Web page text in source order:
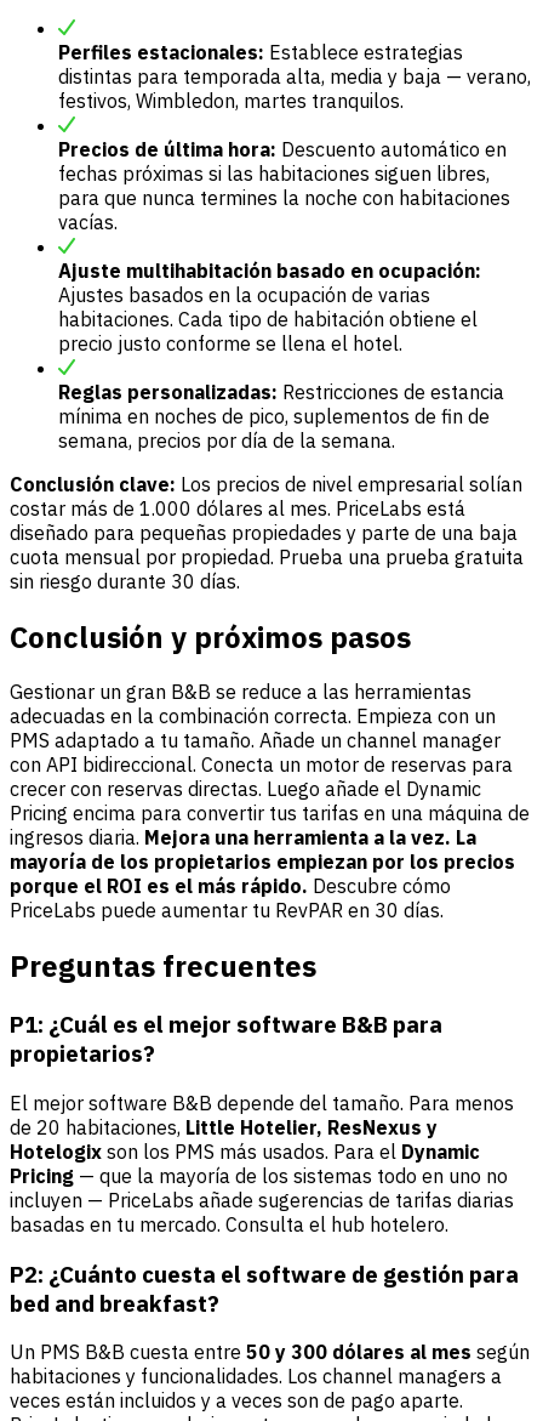
Perfiles estacionales: Establece estrategias
distintas para temporada alta, media y baja — verano,
festivos, Wimbledon, martes tranquilos.
Precios de última hora: Descuento automático en
fechas próximas si las habitaciones siguen libres,
para que nunca termines la noche con habitaciones
vacías.
Ajuste multihabitación basado en ocupación:
Ajustes basados en la ocupación de varias
habitaciones. Cada tipo de habitación obtiene el
precio justo conforme se llena el hotel.
Reglas personalizadas: Restricciones de estancia
mínima en noches de pico, suplementos de fin de
semana, precios por día de la semana.
Conclusión clave: Los precios de nivel empresarial solían
costar más de 1.000 dólares al mes. PriceLabs está
diseñado para pequeñas propiedades y parte de una baja
cuota mensual por propiedad. Prueba una prueba gratuita
sin riesgo durante 30 días.
Conclusión y próximos pasos
Gestionar un gran B&B se reduce a las herramientas
adecuadas en la combinación correcta. Empieza con un
PMS adaptado a tu tamaño. Añade un channel manager
con API bidireccional. Conecta un motor de reservas para
crecer con reservas directas. Luego añade el Dynamic
Pricing encima para convertir tus tarifas en una máquina de
ingresos diaria. Mejora una herramienta a la vez. La
mayoría de los propietarios empiezan por los precios
porque el ROI es el más rápido. Descubre cómo
PriceLabs puede aumentar tu RevPAR en 30 días.
Preguntas frecuentes
P1: ¿Cuál es el mejor software B&B para
propietarios?
El mejor software B&B depende del tamaño. Para menos
de 20 habitaciones, Little Hotelier, ResNexus y
Hotelogix son los PMS más usados. Para el Dynamic
Pricing — que la mayoría de los sistemas todo en uno no
incluyen — PriceLabs añade sugerencias de tarifas diarias
basadas en tu mercado. Consulta el hub hotelero.
P2: ¿Cuánto cuesta el software de gestión para
bed and breakfast?
Un PMS B&B cuesta entre 50 y 300 dólares al mes según
habitaciones y funcionalidades. Los channel managers a
veces están incluidos y a veces son de pago aparte.